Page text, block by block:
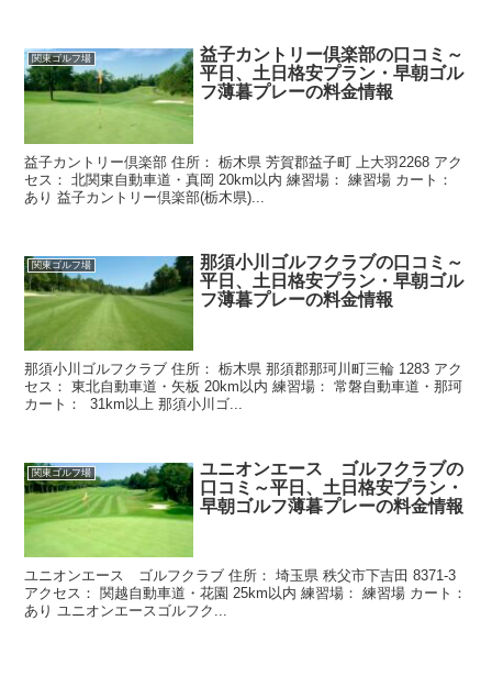
関東ゴルフ場
益子カントリー倶楽部の口コミ～
平日、土日格安プラン・早朝ゴル
フ薄暮プレーの料金情報
益子カントリー倶楽部 住所： 栃木県 芳賀郡益子町 上大羽2268 アク
セス： 北関東自動車道・真岡 20km以内 練習場： 練習場 カート：
あり 益子カントリー倶楽部(栃木県)...
関東ゴルフ場
那須小川ゴルフクラブの口コミ～
平日、土日格安プラン・早朝ゴル
フ薄暮プレーの料金情報
那須小川ゴルフクラブ 住所： 栃木県 那須郡那珂川町三輪 1283 アク
セス： 東北自動車道・矢板 20km以内 練習場： 常磐自動車道・那珂
カート： 31km以上 那須小川ゴ...
関東ゴルフ場
ユニオンエース ゴルフクラブの
口コミ～平日、土日格安プラン・
早朝ゴルフ薄暮プレーの料金情報
ユニオンエース ゴルフクラブ 住所： 埼玉県 秩父市下吉田 8371-3
アクセス： 関越自動車道・花園 25km以内 練習場： 練習場 カート：
あり ユニオンエースゴルフク...